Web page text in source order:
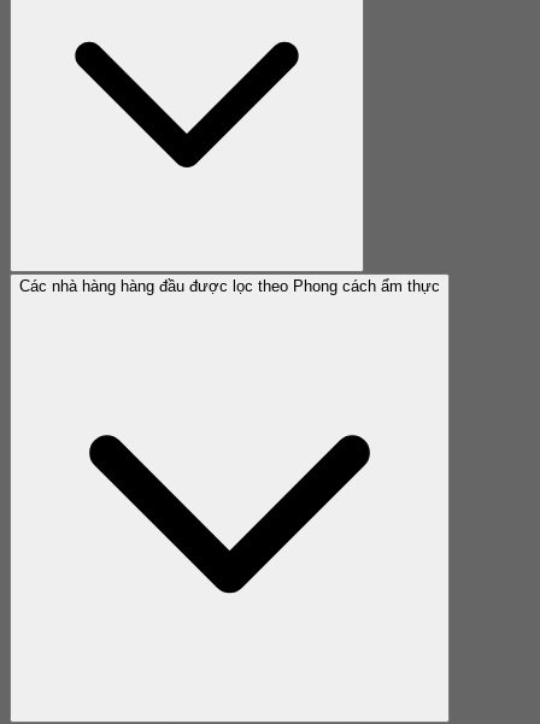
Các nhà hàng hàng đầu được lọc theo Phong cách ẩm thực